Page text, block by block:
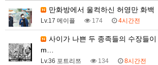
만화방에서 울컥하신 허영만 화백
Lv.17 메이플 174 4시간전
m…
Lv.36 포트리쯔 134 8시간전